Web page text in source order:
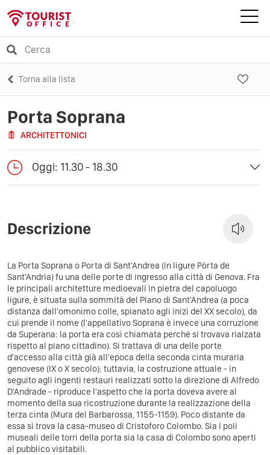
Torna alla lista
Porta Soprana
ARCHITETTONICI
Oggi: 11.30 - 18.30
Descrizione
La Porta Soprana o Porta di Sant'Andrea (in ligure Pòrta de
Sant'Andria) fu una delle porte di ingresso alla città di Genova. Fra
le principali architetture medioevali in pietra del capoluogo
ligure, è situata sulla sommità del Piano di Sant'Andrea (a poca
distanza dall'omonimo colle, spianato agli inizi del XX secolo), da
cui prende il nome (l'appellativo Soprana è invece una corruzione
da Superana: la porta era così chiamata perché si trovava rialzata
rispetto al piano cittadino). Si trattava di una delle porte
d'accesso alla città già all'epoca della seconda cinta muraria
genovese (IX o X secolo); tuttavia, la costruzione attuale - in
seguito agli ingenti restauri realizzati sotto la direzione di Alfredo
D'Andrade - riproduce l'aspetto che la porta doveva avere al
momento della sua ricostruzione durante la realizzazione della
terza cinta (Mura del Barbarossa, 1155-1159). Poco distante da
essa si trova la casa-museo di Cristoforo Colombo. Sia i poli
museali delle torri della porta sia la casa di Colombo sono aperti
al pubblico visitabili.